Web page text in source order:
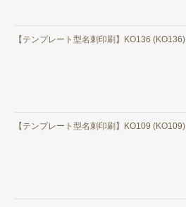
【テンプレート型名刺印刷】KO136 (KO136)
【テンプレート型名刺印刷】KO109 (KO109)